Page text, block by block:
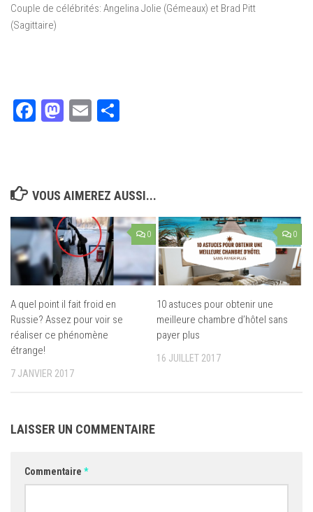
Couple de célébrités: Angelina Jolie (Gémeaux) et Brad Pitt
(Sagittaire)
Facebook
Mastodon
Email
VOUS AIMEREZ AUSSI...
0
A quel point il fait froid en
Russie? Assez pour voir se
réaliser ce phénomène
étrange!
7 JANVIER 2017
0
10 astuces pour obtenir une
meilleure chambre d’hôtel sans
payer plus
16 JUILLET 2017
LAISSER UN COMMENTAIRE
Commentaire *